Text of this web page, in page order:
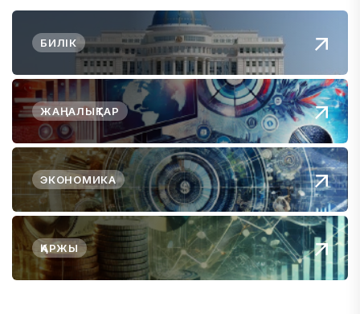
БИЛІК
ЖАҢАЛЫҚТАР
ЭКОНОМИКА
ҚАРЖЫ